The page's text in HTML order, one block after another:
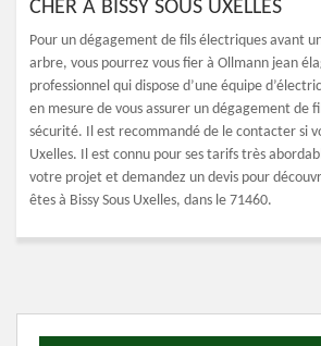
CHER À BISSY SOUS UXELLES
Pour un dégagement de fils électriques avant
arbre, vous pourrez vous fier à Ollmann jean
professionnel qui dispose d’une équipe
en mesure de vous assurer un dégagement de
sécurité. Il est recommandé de le contacter si
Uxelles. Il est connu pour ses tarifs très
votre projet et demandez un devis pour
êtes à Bissy Sous Uxelles, dans le 71460.